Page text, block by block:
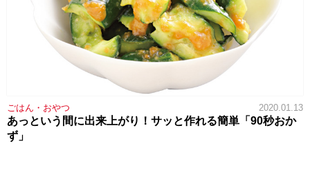
ごはん・おやつ 2020.01.13
あっという間に出来上がり！サッと作れる簡単「90秒おか
ず」